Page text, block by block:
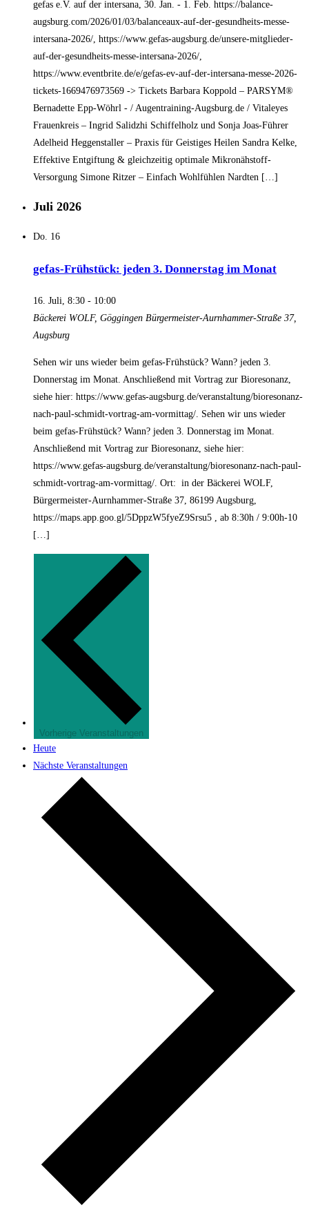
gefas e.V. auf der intersana, 30. Jan. - 1. Feb. https://balance-
augsburg.com/2026/01/03/balanceaux-auf-der-gesundheits-messe-
intersana-2026/, https://www.gefas-augsburg.de/unsere-mitglieder-
auf-der-gesundheits-messe-intersana-2026/,
https://www.eventbrite.de/e/gefas-ev-auf-der-intersana-messe-2026-
tickets-1669476973569 -> Tickets Barbara Koppold – PARSYM®
Bernadette Epp-Wöhrl - / Augentraining-Augsburg.de / Vitaleyes
Frauenkreis – Ingrid Salidzhi Schiffelholz und Sonja Joas-Führer
Adelheid Heggenstaller – Praxis für Geistiges Heilen Sandra Kelke,
Effektive Entgiftung & gleichzeitig optimale Mikronähstoff-
Versorgung Simone Ritzer – Einfach Wohlfühlen Nardten […]
Juli 2026
Do. 16
gefas-Frühstück: jeden 3. Donnerstag im Monat
16. Juli, 8:30 - 10:00
Bäckerei WOLF, Göggingen Bürgermeister-Aurnhammer-Straße 37,
Augsburg
Sehen wir uns wieder beim gefas-Frühstück? Wann? jeden 3.
Donnerstag im Monat. Anschließend mit Vortrag zur Bioresonanz,
siehe hier: https://www.gefas-augsburg.de/veranstaltung/bioresonanz-
nach-paul-schmidt-vortrag-am-vormittag/. Sehen wir uns wieder
beim gefas-Frühstück? Wann? jeden 3. Donnerstag im Monat.
Anschließend mit Vortrag zur Bioresonanz, siehe hier:
https://www.gefas-augsburg.de/veranstaltung/bioresonanz-nach-paul-
schmidt-vortrag-am-vormittag/. Ort: in der Bäckerei WOLF,
Bürgermeister-Aurnhammer-Straße 37, 86199 Augsburg,
https://maps.app.goo.gl/5DppzW5fyeZ9Srsu5 , ab 8:30h / 9:00h-10
[…]
Vorherige Veranstaltungen
Heute
Nächste Veranstaltungen